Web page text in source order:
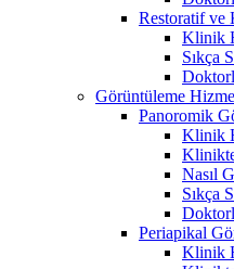
Restoratif ve
Klinik
Sıkça
Görüntüleme
Panoromik
Klinik
Nasıl
Sıkça
Periapikal
Klinik